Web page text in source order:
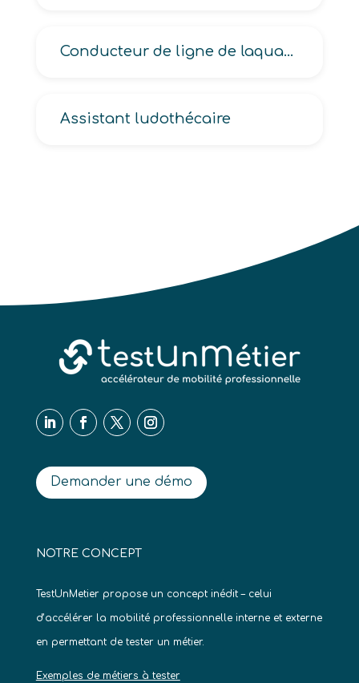
Conducteur de ligne de laquage
Assistant ludothécaire
Demander une démo
NOTRE CONCEPT
TestUnMetier propose un concept inédit – celui
d’accélérer la mobilité professionnelle interne et externe
en permettant de tester un métier.
Exemples de métiers à tester